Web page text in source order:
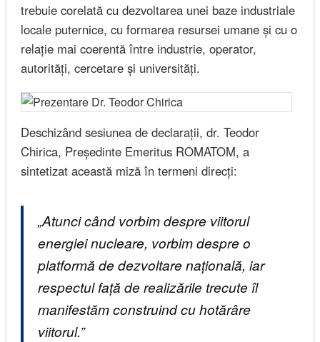
trebuie corelată cu dezvoltarea unei baze industriale
locale puternice, cu formarea resursei umane și cu o
relație mai coerentă între industrie, operator,
autorități, cercetare și universități.
Deschizând sesiunea de declarații, dr. Teodor
Chirica, Președinte Emeritus ROMATOM, a
sintetizat această miză în termeni direcți:
„Atunci când vorbim despre viitorul
energiei nucleare, vorbim despre o
platformă de dezvoltare națională, iar
respectul față de realizările trecute îl
manifestăm construind cu hotărâre
viitorul.”